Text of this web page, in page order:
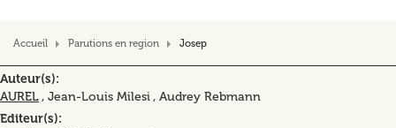
Accueil Parutions en region Josep
Auteur(s)
AUREL, Jean-Louis Milesi , Audrey Rebmann
Editeur(s)